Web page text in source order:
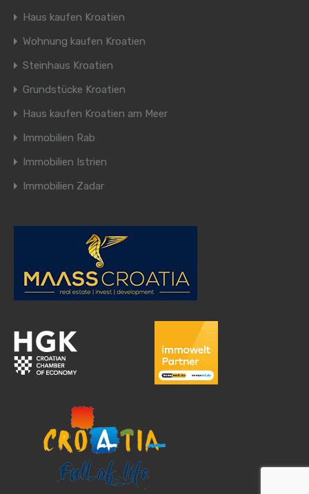
Haus kaufen Kroatien
Wohnung kaufen Kroatien
Steinhaus Kroatien
Grundstücke Kroatien
Haus kaufen Kroatien am Meer
Immobilien Rab
Immobilien Istrien
Immobilien Zadar